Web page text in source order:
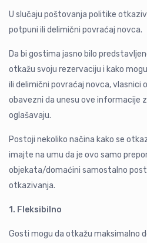
U slučaju poštovanja politike
potpuni ili delimični povraćaj novca.
Da bi gostima jasno bilo
otkažu svoju rezervaciju i kako
ili delimični povraćaj novca, vlasnici
obavezni da unesu ove informacije
oglašavaju.
Postoji nekoliko načina kako se
imajte na umu da je ovo samo
objekata/domaćini samostalno
otkazivanja.
1. Fleksibilno
Gosti mogu da otkažu maksimalno